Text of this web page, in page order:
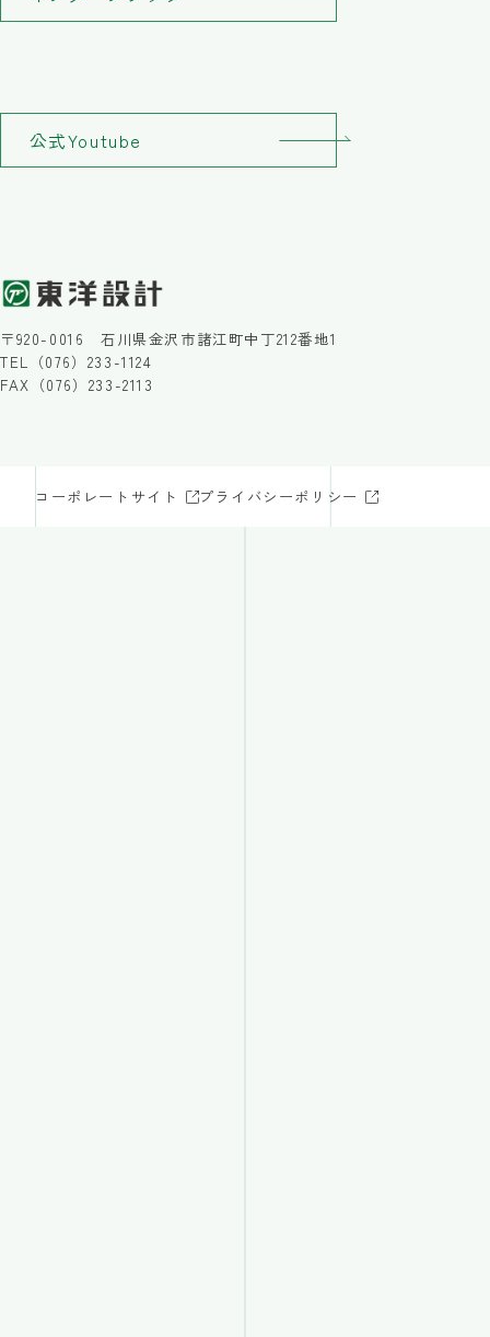
公式Youtube
〒920-0016 石川県金沢市諸江町中丁212番地1
TEL（076）233-1124
FAX（076）233-2113
コーポレートサイト プライバシーポリシー